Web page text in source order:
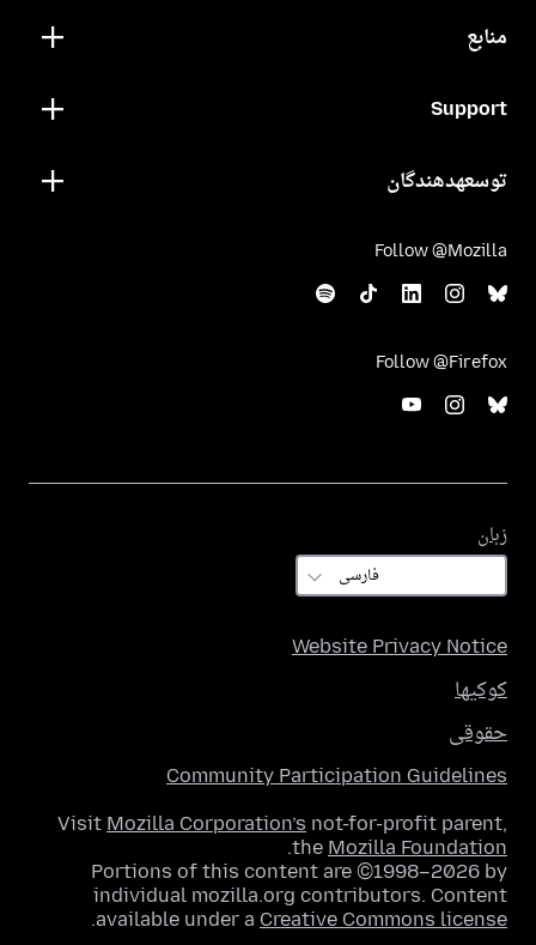
منابع
Support
توسعهدهندگان
Follow @Mozilla
Follow @Firefox
زبان
Website Privacy Notice
کوکیها
حقوقی
Community Participation Guidelines
Visit Mozilla Corporation’s not-for-profit parent,
the Mozilla Foundation
.
Portions of this content are ©1998–2026 by
individual mozilla.org contributors. Content
available under a Creative Commons license
.